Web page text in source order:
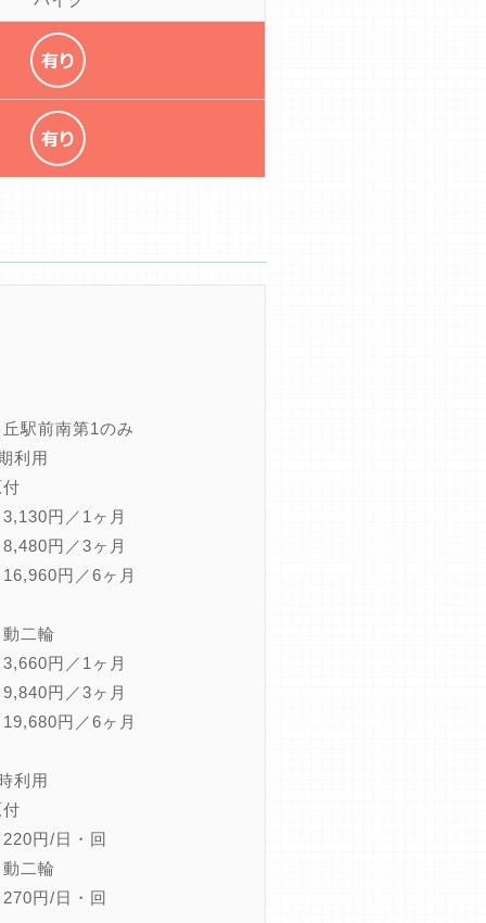
駅前南第1のみ
利用
円／1ヶ月
円／3ヶ月
円／6ヶ月
二輪
円／1ヶ月
円／3ヶ月
円／6ヶ月
利用
円/日・回
二輪
円/日・回